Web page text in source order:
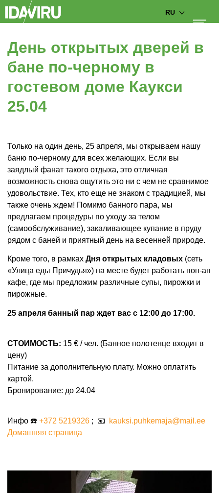
RU
День открытых дверей в
бане по-черному в
гостевом доме Каукси
25.04
Только на один день, 25 апреля, мы открываем нашу
баню по-черному для всех желающих. Если вы
заядлый фанат такого отдыха, это отличная
возможность снова ощутить это ни с чем не сравнимое
удовольствие. Тех, кто еще не знаком с традицией, мы
также очень ждем! Помимо банного пара, мы
предлагаем процедуры по уходу за телом
(самообслуживание), закаливающее купание в пруду
рядом с баней и приятный день на весенней природе.
Кроме того, в рамках Дня открытых кладовых (сеть
«Улица еды Причудья») на месте будет работать поп-ап
кафе, где мы предложим различные супы, пирожки и
пирожные.
25 апреля банный пар ждет вас с 12:00 до 17:00.
СТОИМОСТЬ: 15 € / чел. (Банное полотенце входит в
цену)
Питание за дополнительную плату. Можно оплатить
картой.
Бронирование: до 24.04
Инфо ☎️ +372 5219326 ; 📧
kauksi.puhkemaja@mail.ee
Домашняя страница